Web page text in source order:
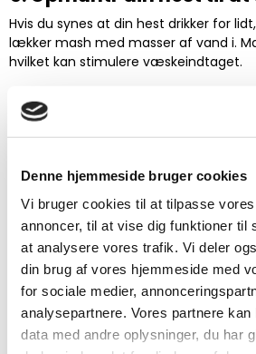
Denne hjemmeside bruger cookies
Vi bruger cookies til at tilpasse
annoncer, til at vise dig funktioner til
at analysere vores trafik. Vi deler
din brug af vores hjemmeside med
for sociale medier,
analysepartnere. Vores partnere
data med andre oplysninger, du har
Hvis du synes at din hest drikker for
lækker mash med masser af vand i.
hvilket kan stimulere væskeindtaget.
6. Sæt arbejdsbyrden ned
meget varme temperaturer - det ville
ikke bryde dig om. Det kan være en
om morgen eller om aftenen, hvor det
Tip: Efter ridning skal du tage alt af
senebeskyttere osv.) så hurtigt som
forsvinde.
7. Køl af med vand
Ligesom vi kan lide at køle af i vandet